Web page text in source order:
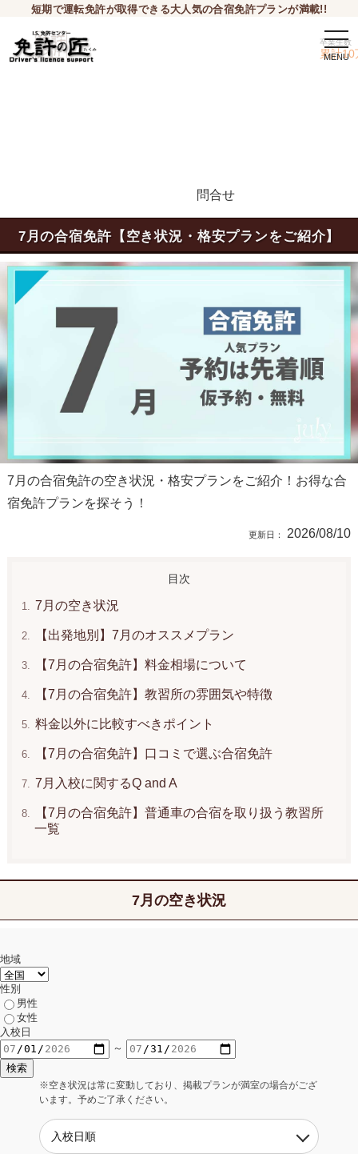
短期で運転免許が取得できる大人気の合宿免許プランが満載!!
卒業生数
累計10
問合せ
7月の合宿免許【空き状況・格安プランをご紹介】
7月の合宿免許の空き状況・格安プランをご紹介！お得な合
宿免許プランを探そう！
2026/08/10
7月の空き状況
【出発地別】7月のオススメプラン
【7月の合宿免許】料金相場について
【7月の合宿免許】教習所の雰囲気や特徴
料金以外に比較すべきポイント
【7月の合宿免許】口コミで選ぶ合宿免許
7月入校に関するQ and A
【7月の合宿免許】普通車の合宿を取り扱う教習所
一覧
7月の空き状況
地域
性別
男性
女性
入校日
～
※空き状況は常に変動しており、掲載プランが満室の場合がござ
います。予めご了承ください。